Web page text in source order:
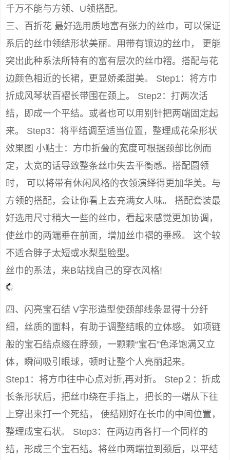
千万不能与方领、U领搭配。
三、百折花 最好选用质地富有张力的丝巾，可以保证
系后的丝巾领结形状美丽。用带有镶边的丝巾， 更能
突出此种系法所特有的富有层次的丝巾褶。搭配与花
边颜色相近的长裙，更显娇柔甜美。 Step1：将方巾
折成风琴状百褶长带围在颈上。 Step2：打两次活
结，即成一个平结。或者也可以用别针把两端固定起
来。 Step3：将平结调至适当位置，整理成花朵形状
效果图 小贴士：方巾折叠的宽度可根据颈部比例而
定，太宽的话导致整条丝巾失去平衡感。搭配圆领
时， 可以将带有休闲风格的衣领演绎得更加华美。与
方领的搭配，会让你看上去充满女人味。 搭配套装最
好选用尺寸稍大一些的丝巾，看起来感觉更加协调，
使丝巾的两端垂在前面，增加丝巾褶的垂感。 这个较
不适合脖子太短或水梨型脸型。
丝巾的系法，来B站找自己的穿衣风格!
四、闪亮宝石结 V字形造型使颈部线条显得十分纤
细，丝质的面料，有助于调整结眼的立体感。 如项链
般的宝石结点缀在脖颈，一颗颗“宝石”色泽饱满又立
体，瞬间吸引眼球，顿时让整个人亮丽起来。
Step1：将方巾往中心点对折,再对折。 Step２：折成
长条形状后，把丝巾绕在手指上，把长的一端从下往
上穿出来打一个死结， 使结刚好在长巾的中间位置，
整理成宝石状。 Step3：在两边再各打一个同样的
结，形成三个宝石结。将丝巾两端拉到颈后，以平结